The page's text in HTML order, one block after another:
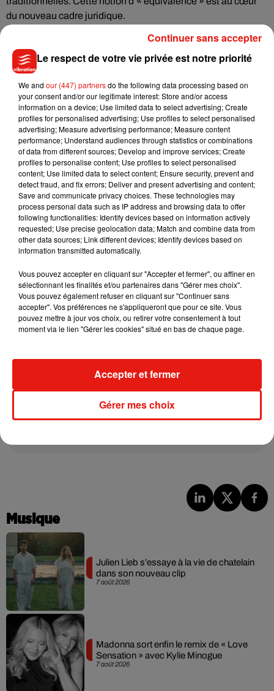
du nouveau cadre juridique.
Résultat : certaines plantes génétiquement modifiées par
NTG pourront être mises sur le marché sans être étiquetées
terme. Autrement dit, les repères changent. Une plante dont
le génome a été modifié en laboratoire pourra être vendue
comme si elle avait été obtenue naturellement, du point de
vue juridique.
Cette évolution suscite à la fois des espoirs et des
inquiétudes. Pour les partisans des NTG, il s’agit d’un outil
indispensable pour adapter l’agriculture aux contraintes
environnementales futures. Pour leurs détracteurs, cette
requalification brouille les frontières entre naturel et artificiel
et pose des questions de transparence pour les
En conclusion, le génome de ces plantes est bien modifié, et
elles ne sont pas « naturelles » au sens courant du terme.
Cependant, l’Union européenne choisit de les traiter
juridiquement comme si elles l’étaient. Ce glissement
dont nos sociétés envisagent la biotechnologie, l’agriculture
et la notion même de naturel.
Musique
7 août 2026
Julien Lieb s’essaye à la vie de chatelain
dans son nouveau clip
7 août 2026
Madonna sort enfin le remix de « Love
Sensation » avec Kylie Minogue
Le respect de votre vie privée est notre priorité
We and our (447) partnersdo the following data processing based on
your consent and/or our legitimate interest: Store and/or access
information on a device; Use limited data to select advertising; Create
profiles for personalised advertising; Use profiles to select personalised
advertising; Measure advertising performance; Measure content
performance; Understand audiences through statistics or combinations
of data from different sources; Develop and improve services; Create
profiles to personalise content; Use profiles to select personalised
content; Use limited data to select content; Ensure security, prevent and
detect fraud, and fix errors; Deliver and present advertising and content;
Save and communicate privacy choices. These technologies may
process personal data such as IP address and browsing data to offer
following functionalities: Identify devices based on information actively
requested; Use precise geolocation data; Match and combine data from
other data sources; Link different devices; Identify devices based on
information transmitted automatically.
Vous pouvez accepter en cliquant sur "Accepter et fermer", ou affiner en
sélectionnant les finalités et/ou partenaires dans "Gérer mes choix".
Vous pouvez également refuser en cliquant sur "Continuer sans
accepter". Vos préférences ne s'appliqueront que pour ce site. Vous
pouvez mettre à jour vos choix, ou retirer votre consentement à tout
moment via le lien "Gérer les cookies" situé en bas de chaque page.
Gérer mes choix
Accepter et fermer
Continuer sans accepter